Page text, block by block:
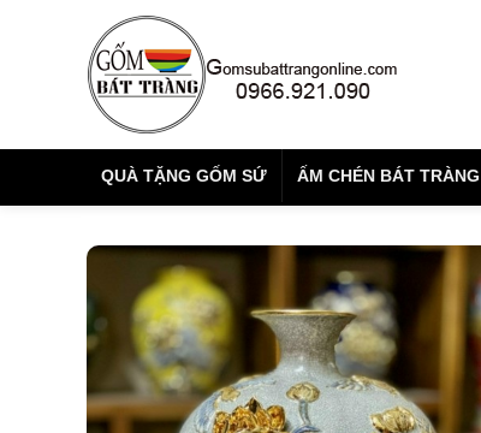
QUÀ TẶNG GỐM SỨ ẤM CHÉN BÁT TRÀNG